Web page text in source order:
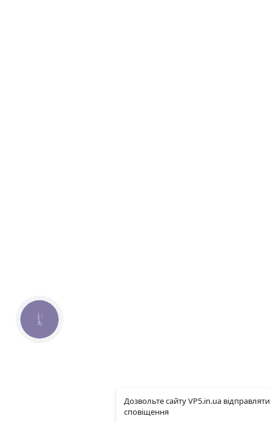
Дозвольте сайту VP5.in.ua
сповіщення
КНОПКА
ЗВ'ЯЗКУ